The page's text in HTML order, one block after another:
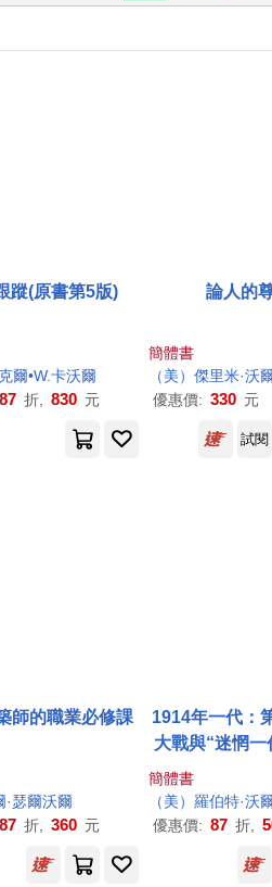
蹤(原書第5版)
爾•W.卡沃爾
87 折, 830 元
論人的
簡體書
（美）傑里米·沃
優惠價: 330 元
試閱
師的職業必修課
·瑟爾沃爾
87 折, 360 元
1914年一代：
大戰與“迷惘一
簡體書
（美）羅伯特·沃
優惠價: 87 折,